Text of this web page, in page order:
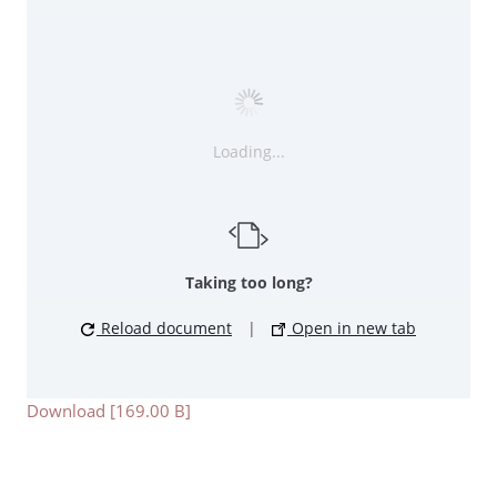
Loading...
Taking too long?
Reload document | Open in new tab
Download [169.00 B]